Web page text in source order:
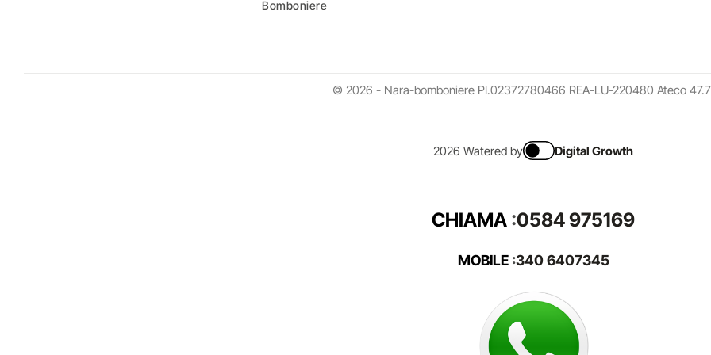
Bomboniere
© 2026 - Nara-bomboniere PI.02372780466 REA-LU-220480 Ateco
2026 Watered by Digital Growth
CHIAMA :0584 975169
MOBILE:340 6407345